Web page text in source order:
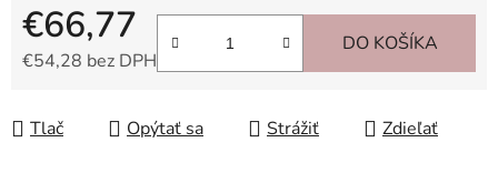
€66,77
€54,28 bez DPH
DO KOŠÍKA
Tlač Opýtať sa Strážiť Zdieľať